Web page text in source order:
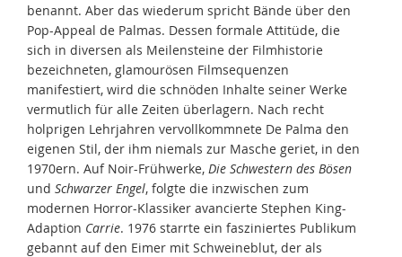
benannt. Aber das wiederum spricht Bände über den
Pop-Appeal de Palmas. Dessen formale Attitüde, die
sich in diversen als Meilensteine der Filmhistorie
bezeichneten, glamourösen Filmsequenzen
manifestiert, wird die schnöden Inhalte seiner Werke
vermutlich für alle Zeiten überlagern. Nach recht
holprigen Lehrjahren vervollkommnete De Palma den
eigenen Stil, der ihm niemals zur Masche geriet, in den
1970ern. Auf Noir-Frühwerke, Die Schwestern des Bösen
und Schwarzer Engel, folgte die inzwischen zum
modernen Horror-Klassiker avancierte Stephen King-
Adaption Carrie. 1976 starrte ein fasziniertes Publikum
gebannt auf den Eimer mit Schweineblut, der als